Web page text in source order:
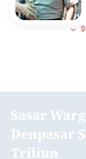
Sasar
Denpasar
Triliun